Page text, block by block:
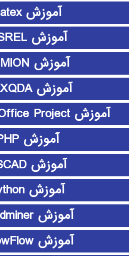
آموزش Latex
آموزش LISREL
آموزش LUMION
آموزش MAXQDA
آموزش Microsoft Office Project
آموزش PHP
آموزش PSCAD
آموزش python
آموزش rapidminer
آموزش ShowFlow